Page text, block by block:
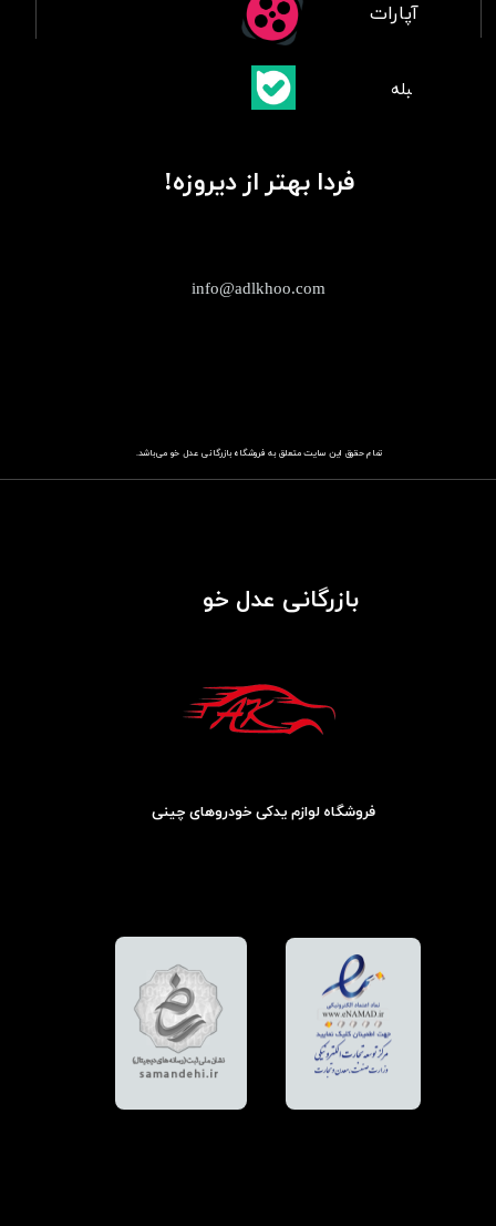
تمام حقوق این سایت متعلق به فروشگاهباز​​​​​​​رگانی عدل خو می‌باشد.
info@adlkhoo.com
بازرگانی عدل خو
فردا بهتر از دیروزه!
فروشگاه لوازم یدکی خودروهای چینی
آپارات
​بلبله​​​​​​​بله